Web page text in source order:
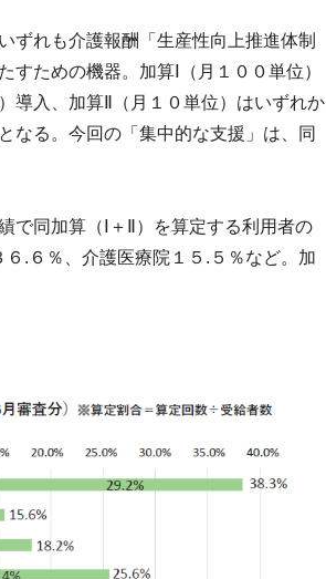
れも介護報酬「生産性向上推進体制
ための機器。加算Ⅰ（月１００単位）
導入、加算Ⅱ（月１０単位）はいずれか
なる。今回の「集中的な支援」は、同
同加算（Ⅰ＋Ⅱ）を算定する利用者の
.６％、介護医療院１５.５％など。加